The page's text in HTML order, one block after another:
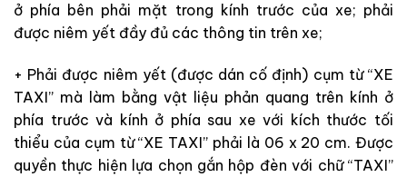
ở phía bên phải mặt trong kính trước của xe; phải
được niêm yết đầy đủ các thông tin trên xe;
+ Phải được niêm yết (được dán cố định) cụm từ “XE
TAXI” mà làm bằng vật liệu phản quang trên kính ở
phía trước và kính ở phía sau xe với kích thước tối
thiểu của cụm từ “XE TAXI” phải là 06 x 20 cm. Được
quyền thực hiện lựa chọn gắn hộp đèn với chữ “TAXI”